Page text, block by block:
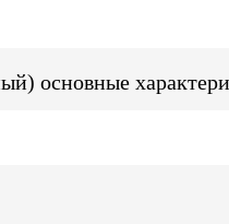
основные